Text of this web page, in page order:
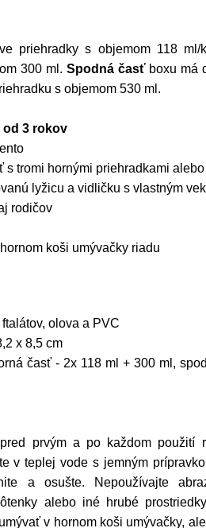
priehradky s objemom 118
300 ml. Spodná časť boxu má
s objemom 530 ml.
od 3 rokov
s tromi hornými priehradkami
lyžicu a vidličku s vlastným
rodičov
koši umývačky riadu
olova a PVC
x 8,5 cm
časť - 2x 118 ml + 300 ml,
prvým a po každom použití
v teplej vode s jemným
a osušte. Nepoužívajte
alebo iné hrubé
v hornom koši umývačky,